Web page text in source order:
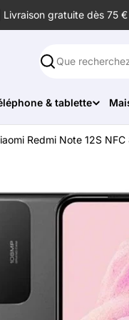
gratuite dès 75 €
Rechercher
& tablette
Redmi Note 12S NFC